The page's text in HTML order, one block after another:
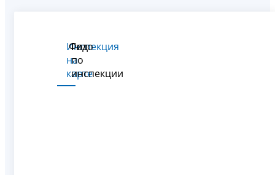
Инспекция
на
карте
Фото
Гид
по
инспекции